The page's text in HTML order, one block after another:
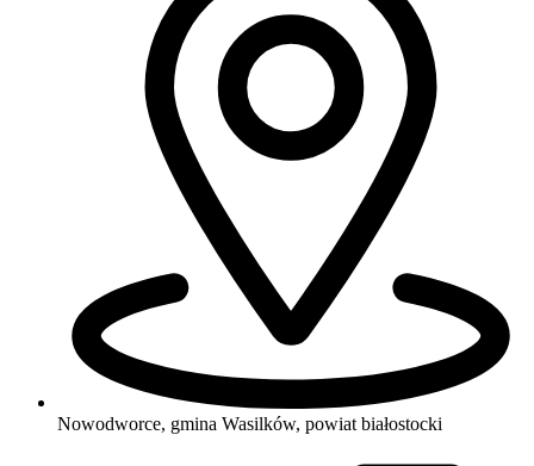
Nowodworce, gmina Wasilków, powiat białostocki